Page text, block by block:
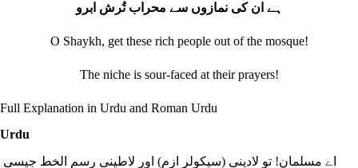
ہے ان کی نمازوں سے محراب تُرش ابرو
O Shaykh, get these rich people out of the mosque!
The niche is sour‐faced at their prayers!
Full Explanation in Urdu and Roman Urdu
Urdu